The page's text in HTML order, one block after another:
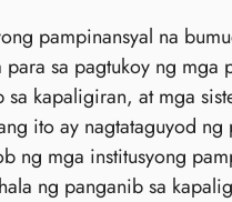
pampinansyal na
sa pagtukoy ng mga
kapaligiran, at mga
ito ay nagtataguyod
ng mga institusyong
ng panganib sa